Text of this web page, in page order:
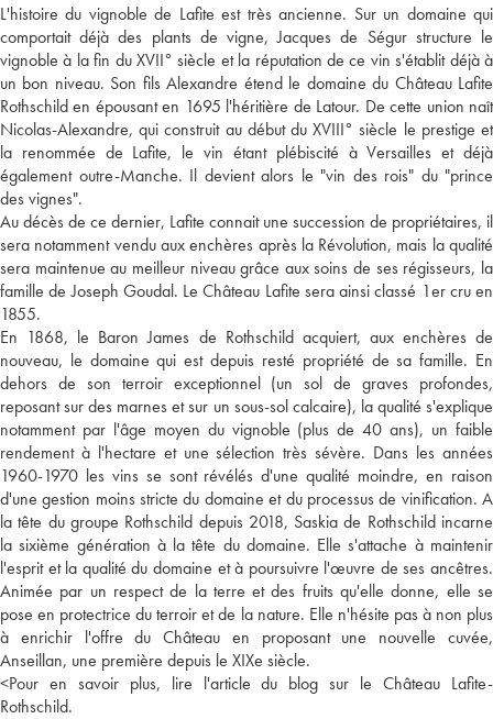
L'histoire du vignoble de Lafite est très ancienne. Sur un domaine qui
comportait déjà des plants de vigne, Jacques de Ségur structure le
vignoble à la fin du XVII° siècle et la réputation de ce vin s'établit déjà à
un bon niveau. Son fils Alexandre étend le domaine du Château Lafite
Rothschild en épousant en 1695 l'héritière de Latour. De cette union naît
Nicolas-Alexandre, qui construit au début du XVIII° siècle le prestige et
la renommée de Lafite, le vin étant plébiscité à Versailles et déjà
également outre-Manche. Il devient alors le "vin des rois" du "prince
des vignes".
Au décès de ce dernier, Lafite connait une succession de propriétaires, il
sera notamment vendu aux enchères après la Révolution, mais la qualité
sera maintenue au meilleur niveau grâce aux soins de ses régisseurs, la
famille de Joseph Goudal. Le Château Lafite sera ainsi classé 1er cru en
1855.
En 1868, le Baron James de Rothschild acquiert, aux enchères de
nouveau, le domaine qui est depuis resté propriété de sa famille. En
dehors de son terroir exceptionnel (un sol de graves profondes,
reposant sur des marnes et sur un sous-sol calcaire), la qualité s'explique
notamment par l'âge moyen du vignoble (plus de 40 ans), un faible
rendement à l'hectare et une sélection très sévère. Dans les années
1960-1970 les vins se sont révélés d'une qualité moindre, en raison
d'une gestion moins stricte du domaine et du processus de vinification. A
la tête du groupe Rothschild depuis 2018, Saskia de Rothschild incarne
la sixième génération à la tête du domaine. Elle s'attache à maintenir
l'esprit et la qualité du domaine et à poursuivre l'œuvre de ses ancêtres.
Animée par un respect de la terre et des fruits qu'elle donne, elle se
pose en protectrice du terroir et de la nature. Elle n'hésite pas à non plus
à enrichir l'offre du Château en proposant une nouvelle cuvée,
Anseillan, une première depuis le XIXe siècle.
<Pour en savoir plus, lire l'article du blog sur le Château Lafite-
Rothschild.